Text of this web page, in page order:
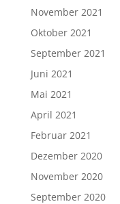
November 2021
Oktober 2021
September 2021
Juni 2021
Mai 2021
April 2021
Februar 2021
Dezember 2020
November 2020
September 2020